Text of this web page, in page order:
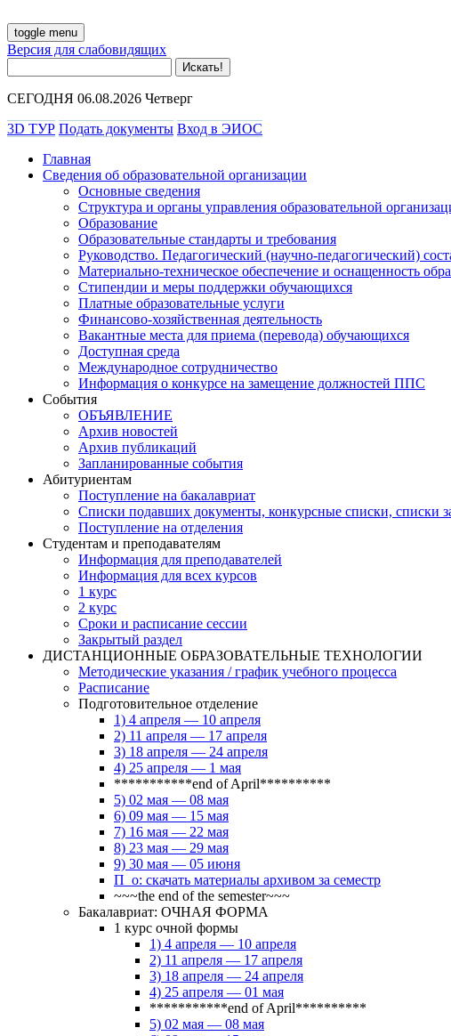
toggle menu
Версия для слабовидящих
СЕГОДНЯ 06.08.2026 Четверг
3D ТУР Подать документы Вход в ЭИОС
Главная
Сведения об образовательной организации
Основные сведения
Структура и органы управления образовательной
Образование
Образовательные стандарты и требования
Руководство. Педагогический (научно-педагогический)
Материально-техническое обеспечение и оснащенность
Стипендии и меры поддержки обучающихся
Платные образовательные услуги
Финансово-хозяйственная деятельность
Вакантные места для приема (перевода) обучающихся
Доступная среда
Международное сотрудничество
Информация о конкурсе на замещение должностей ППС
События
ОБЪЯВЛЕНИЕ
Архив новостей
Архив публикаций
Запланированные события
Абитуриентам
Поступление на бакалавриат
Списки подавших документы, конкурсные списки, списки
Поступление на отделения
Студентам и преподавателям
Информация для преподавателей
Информация для всех курсов
1 курс
2 курс
Сроки и расписание сессии
Закрытый раздел
ДИСТАНЦИОННЫЕ ОБРАЗОВАТЕЛЬНЫЕ ТЕХНОЛОГИИ
Методические указания / график учебного процесса
Расписание
Подготовительное отделение
1) 4 апреля — 10 апреля
2) 11 апреля — 17 апреля
3) 18 апреля — 24 апреля
4) 25 апреля — 1 мая
***********end of April**********
5) 02 мая — 08 мая
6) 09 мая — 15 мая
7) 16 мая — 22 мая
8) 23 мая — 29 мая
9) 30 мая — 05 июня
П_о: скачать материалы архивом за семестр
~~~the end of the semester~~~
Бакалавриат: ОЧНАЯ ФОРМА
1 курс очной формы
1) 4 апреля — 10 апреля
2) 11 апреля — 17 апреля
3) 18 апреля — 24 апреля
4) 25 апреля — 01 мая
***********end of April**********
5) 02 мая — 08 мая